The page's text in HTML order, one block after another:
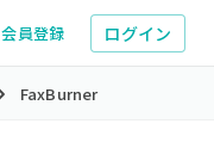
会員登録 ログイン
FaxBurner